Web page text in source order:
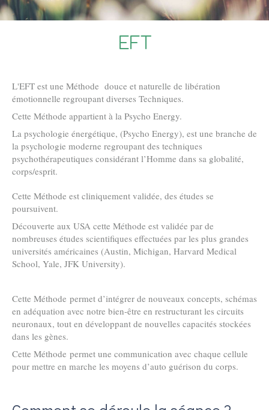
EFT
L'EFT est une Méthode douce et naturelle de libération
émotionnelle regroupant diverses Techniques.
Cette Méthode appartient à la Psycho Energy.
La psychologie énergétique, (Psycho Energy), est une branche de
la psychologie moderne regroupant des techniques
psychothérapeutiques considérant l’Homme dans sa globalité,
corps/esprit.
Cette Méthode est cliniquement validée, des études se
poursuivent.
Découverte aux USA cette Méthode est validée par de
nombreuses études scientifiques effectuées par les plus grandes
universités américaines (Austin, Michigan, Harvard Medical
School, Yale, JFK University).
Cette Méthode permet d’intégrer de nouveaux concepts, schémas
en adéquation avec notre bien-être en restructurant les circuits
neuronaux, tout en développant de nouvelles capacités stockées
dans les gènes.
Cette Méthode permet une communication avec chaque cellule
pour mettre en marche les moyens d’auto guérison du corps.